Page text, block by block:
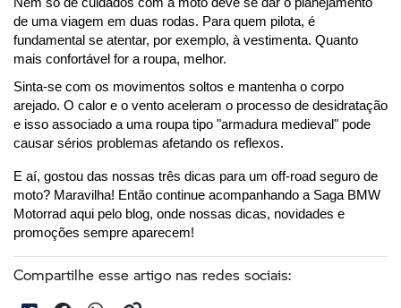
de uma viagem em duas rodas. Para quem pilota, é
fundamental se atentar, por exemplo, à vestimenta. Quanto
mais confortável for a roupa, melhor.
Sinta-se com os movimentos soltos e mantenha o corpo
arejado. O calor e o vento aceleram o processo de desidratação
e isso associado a uma roupa tipo "armadura medieval" pode
causar sérios problemas afetando os reflexos.
E aí, gostou das nossas três dicas para um off-road seguro de
moto? Maravilha! Então continue acompanhando a Saga BMW
Motorrad aqui pelo blog, onde nossas dicas, novidades e
promoções sempre aparecem!
Compartilhe esse artigo nas redes sociais: